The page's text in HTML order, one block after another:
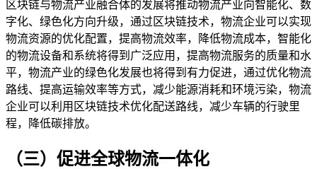
区块链与物流产业融合体的发展将推动物流产业向智能化、数
字化、绿色化方向升级，通过区块链技术，物流企业可以实现
物流资源的优化配置，提高物流效率，降低物流成本，智能化
的物流设备和系统将得到广泛应用，提高物流服务的质量和水
平，物流产业的绿色化发展也将得到有力促进，通过优化物流
路线、提高运输效率等方式，减少能源消耗和环境污染，物流
企业可以利用区块链技术优化配送路线，减少车辆的行驶里
程，降低碳排放。
（三）促进全球物流一体化